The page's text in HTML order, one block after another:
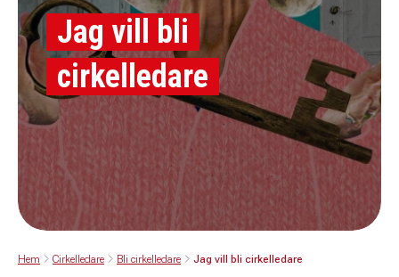
Jag vill bli
cirkelledare
Hem Cirkelledare Bli cirkelledare Jag vill bli cirkelledare